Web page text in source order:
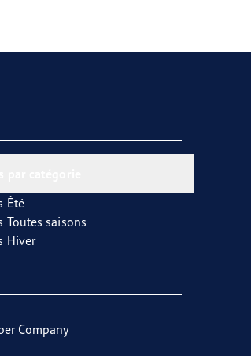
Été
Toutes saisons
Hiver
Company